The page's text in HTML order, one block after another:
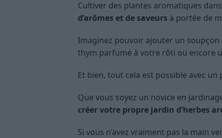
Cultiver des plantes aromatiques
d’arômes et de saveurs à portée de
Imaginez pouvoir ajouter un
thym parfumé à votre rôti ou encore
Et bien, tout cela est possible avec
Que vous soyez un novice en
créer votre propre jardin d’herbes
Si vous n’avez vraiment pas la main